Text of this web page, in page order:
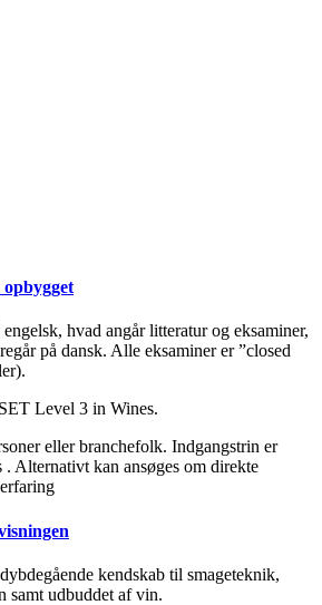
opbygget
hvad angår litteratur og eksaminer,
på dansk. Alle eksaminer er ”closed
Level 3 in Wines.
eller branchefolk. Indgangstrin er
Alternativt kan ansøges om direkte
kendskab til smageteknik,
udbuddet af vin.